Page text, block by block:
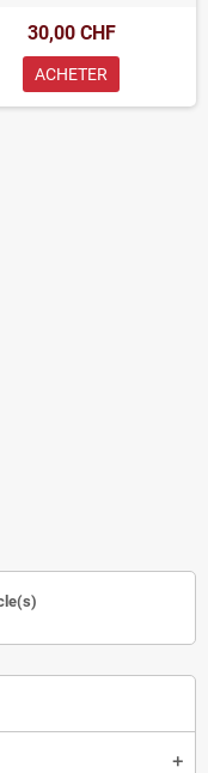
add
30,00 CHF
ACHETER